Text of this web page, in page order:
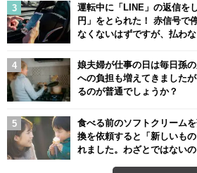
運転中に「LINE」の返信を
円」をとられた！ 赤信号で
なくないはずですが、払わ
娘夫婦が仕事の日は毎日孫
への負担も増えてきました
るのが普通でしょうか？
食べる前のソフトクリーム
換を依頼すると「新しいも
れました。わざとではない